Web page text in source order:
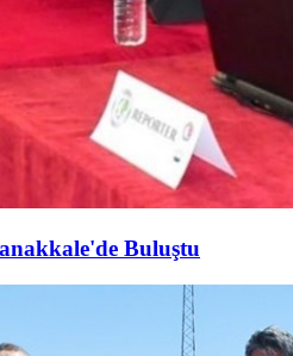
Buluştu